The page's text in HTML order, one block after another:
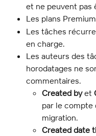
et ne peuvent pas
Les plans
Les tâches
en charge.
Les auteurs des
horodatages ne
commentaires.
Created by et
par le compte
migration.
Created date